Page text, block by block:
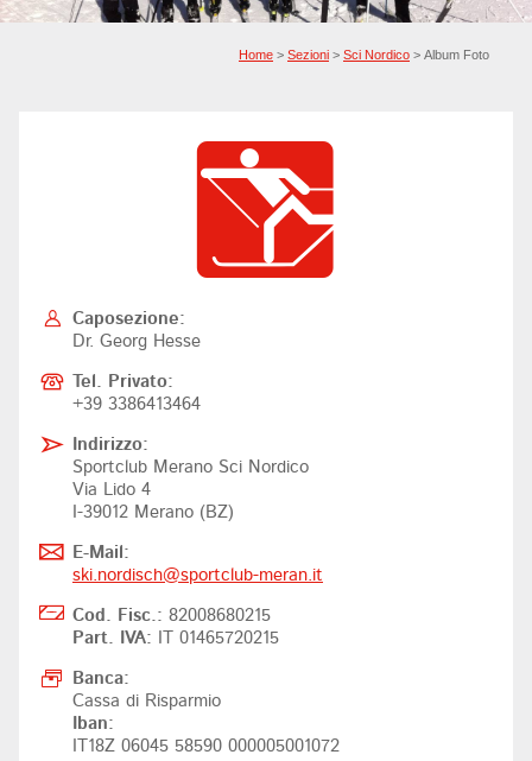
Home > Sezioni > Sci Nordico > Album Foto
Caposezione:
Dr. Georg Hesse
Tel. Privato:
+39 3386413464
Indirizzo:
Sportclub Merano Sci Nordico
Via Lido 4
I-39012 Merano (BZ)
E-Mail:
ski.nordisch@sportclub-meran.it
Cod. Fisc.: 82008680215
Part. IVA:
IT 01465720215
Banca:
Cassa di Risparmio
Iban:
IT18Z 06045 58590 000005001072